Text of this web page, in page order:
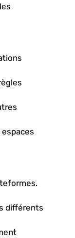
différents